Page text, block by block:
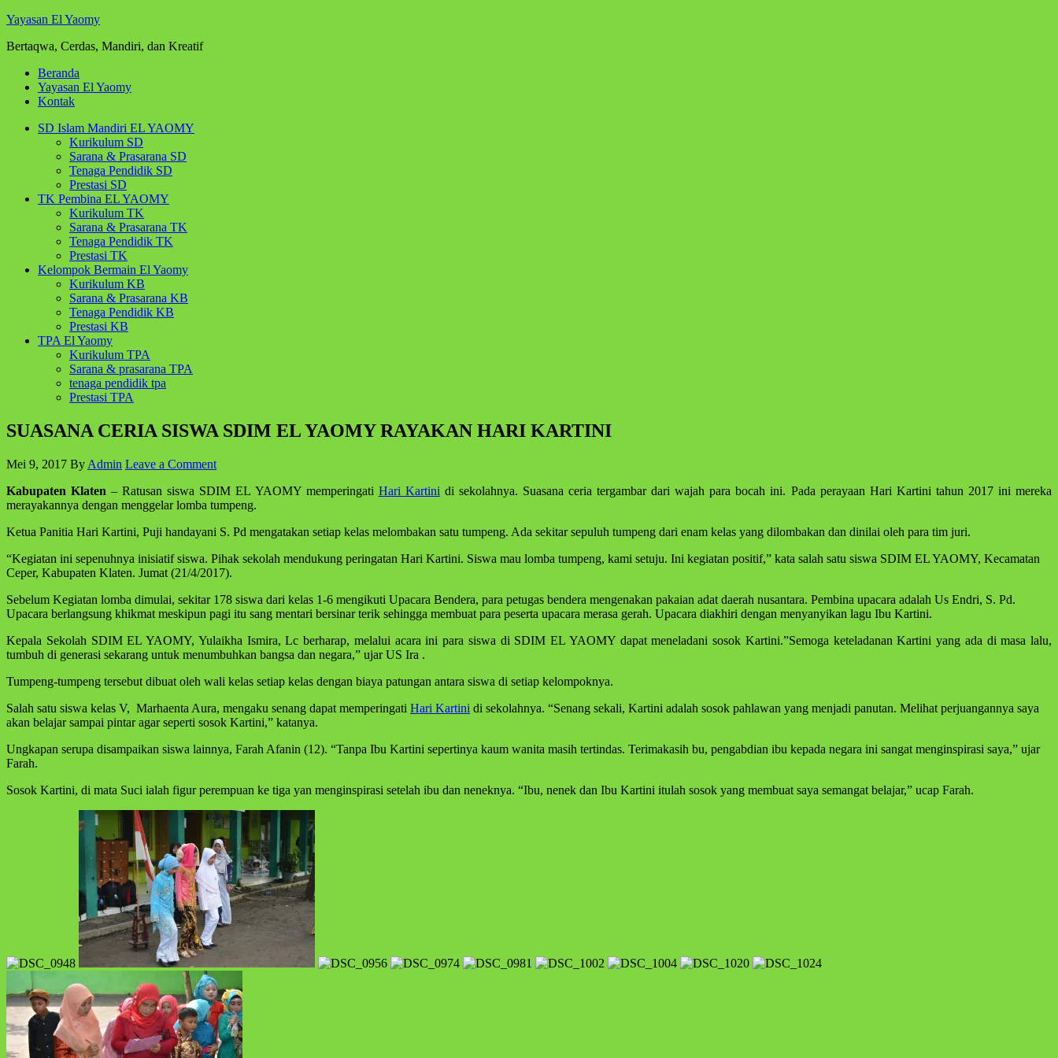
Yayasan El Yaomy
Bertaqwa, Cerdas, Mandiri, dan Kreatif
Beranda
Yayasan El Yaomy
Kontak
SD Islam Mandiri EL YAOMY
Kurikulum SD
Sarana & Prasarana SD
Tenaga Pendidik SD
Prestasi SD
TK Pembina EL YAOMY
Kurikulum TK
Sarana & Prasarana TK
Tenaga Pendidik TK
Prestasi TK
Kelompok Bermain El Yaomy
Kurikulum KB
Sarana & Prasarana KB
Tenaga Pendidik KB
Prestasi KB
TPA El Yaomy
Kurikulum TPA
Sarana & prasarana TPA
tenaga pendidik tpa
Prestasi TPA
SUASANA CERIA SISWA SDIM EL YAOMY RAYAKAN HARI KARTINI
Mei 9, 2017 By Admin Leave a Comment
Kabupaten Klaten – Ratusan siswa SDIM EL YAOMY memperingati Hari Kartini di sekolahnya. Suasana ceria tergambar dari wajah para bocah ini. Pada perayaan Hari Kartini tahun 2017 ini mereka
merayakannya dengan menggelar lomba tumpeng.
Ketua Panitia Hari Kartini, Puji handayani S. Pd mengatakan setiap kelas melombakan satu tumpeng. Ada sekitar sepuluh tumpeng dari enam kelas yang dilombakan dan dinilai oleh para tim juri.
“Kegiatan ini sepenuhnya inisiatif siswa. Pihak sekolah mendukung peringatan Hari Kartini. Siswa mau lomba tumpeng, kami setuju. Ini kegiatan positif,” kata salah satu siswa SDIM EL YAOMY, Kecamatan
Ceper, Kabupaten Klaten. Jumat (21/4/2017).
Sebelum Kegiatan lomba dimulai, sekitar 178 siswa dari kelas 1-6 mengikuti Upacara Bendera, para petugas bendera mengenakan pakaian adat daerah nusantara. Pembina upacara adalah Us Endri, S. Pd.
Upacara berlangsung khikmat meskipun pagi itu sang mentari bersinar terik sehingga membuat para peserta upacara merasa gerah. Upacara diakhiri dengan menyanyikan lagu Ibu Kartini.
Kepala Sekolah SDIM EL YAOMY, Yulaikha Ismira, Lc berharap, melalui acara ini para siswa di SDIM EL YAOMY dapat meneladani sosok Kartini.”Semoga keteladanan Kartini yang ada di masa lalu,
tumbuh di generasi sekarang untuk menumbuhkan bangsa dan negara,” ujar US Ira .
Tumpeng-tumpeng tersebut dibuat oleh wali kelas setiap kelas dengan biaya patungan antara siswa di setiap kelompoknya.
Salah satu siswa kelas V, Marhaenta Aura, mengaku senang dapat memperingati Hari Kartini di sekolahnya. “Senang sekali, Kartini adalah sosok pahlawan yang menjadi panutan. Melihat perjuangannya saya
akan belajar sampai pintar agar seperti sosok Kartini,” katanya.
Ungkapan serupa disampaikan siswa lainnya, Farah Afanin (12). “Tanpa Ibu Kartini sepertinya kaum wanita masih tertindas. Terimakasih bu, pengabdian ibu kepada negara ini sangat menginspirasi saya,” ujar
Farah.
Sosok Kartini, di mata Suci ialah figur perempuan ke tiga yan menginspirasi setelah ibu dan neneknya. “Ibu, nenek dan Ibu Kartini itulah sosok yang membuat saya semangat belajar,” ucap Farah.